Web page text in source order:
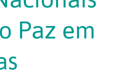
Paz em